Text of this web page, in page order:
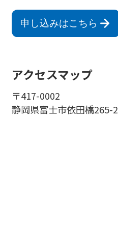
申し込みはこちら
アクセスマップ
〒417-0002
静岡県富士市依田橋265-2